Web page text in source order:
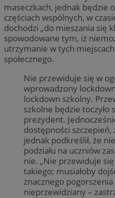
maseczkach, jednak będzie
częściach wspólnych, w
dochodzi „do mieszania się
spowodowane tym, iż
utrzymanie w tych
społecznego.
Nie przewiduje się w
wprowadzony
lockdown szkolny.
szkolne będzie toczyło
prezydent.
dostępności szczepień,
jednak podkreślił, że
podziału na uczniów
nie. „Nie przewiduje
takiego; musiałoby
znacznego
nieprzewidziany –